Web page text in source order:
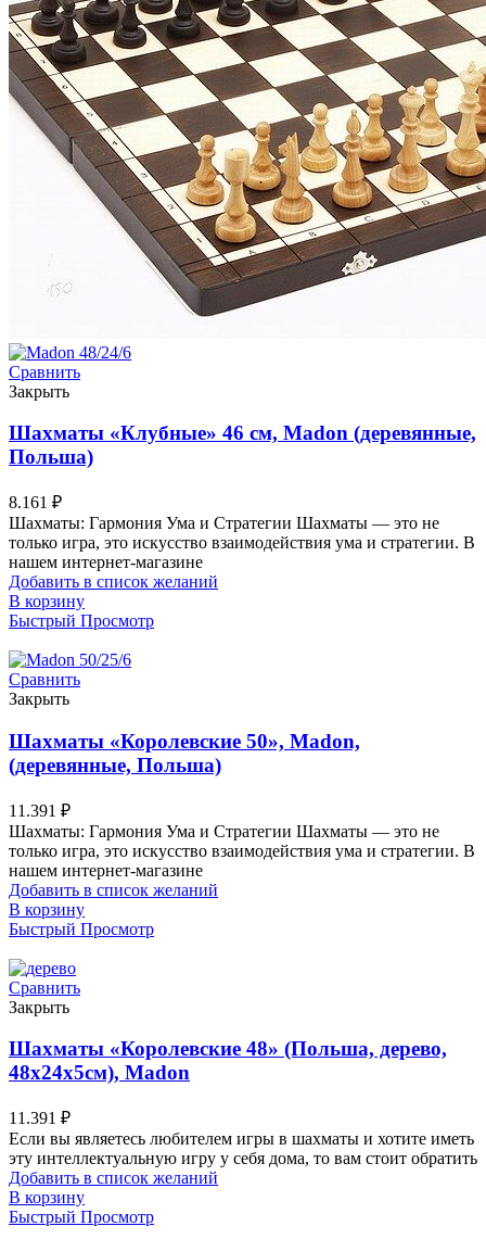
Сравнить
Закрыть
Шахматы «Клубные» 46 см, Madon (деревянные,
Польша)
8.161 ₽
Шахматы: Гармония Ума и Стратегии Шахматы — это не
только игра, это искусство взаимодействия ума и стратегии. В
нашем интернет-магазине
Добавить в список желаний
В корзину
Быстрый Просмотр
Сравнить
Закрыть
Шахматы «Королевские 50», Madon,
(деревянные, Польша)
11.391 ₽
Шахматы: Гармония Ума и Стратегии Шахматы — это не
только игра, это искусство взаимодействия ума и стратегии. В
нашем интернет-магазине
Добавить в список желаний
В корзину
Быстрый Просмотр
Сравнить
Закрыть
Шахматы «Королевские 48» (Польша, дерево,
48х24х5см), Madon
11.391 ₽
Если вы являетесь любителем игры в шахматы и хотите иметь
эту интеллектуальную игру у себя дома, то вам стоит обратить
Добавить в список желаний
В корзину
Быстрый Просмотр